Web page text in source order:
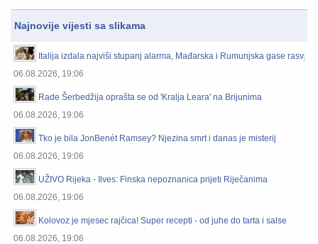
Najnovije vijesti sa slikama
Italija izdala najviši stupanj alarma, Mađarska i Rumunjska gase
06.08.2026, 19:06
Rade Šerbedžija oprašta se od 'Kralja Leara' na Brijunima
06.08.2026, 19:06
Tko je bila JonBenét Ramsey? Njezina smrt i danas je misterij
06.08.2026, 19:06
UŽIVO Rijeka - Ilves: Finska nepoznanica prijeti Riječanima
06.08.2026, 19:06
Kolovoz je mjesec rajčica! Super recepti - od juhe do tarta i salse
06.08.2026, 19:06